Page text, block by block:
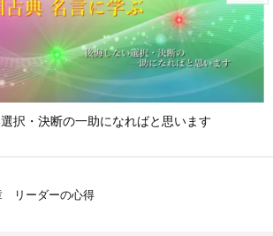
択・決断の一助になればと思います

メニュ

第七章 人と接するための心得
得
リーダーの心得